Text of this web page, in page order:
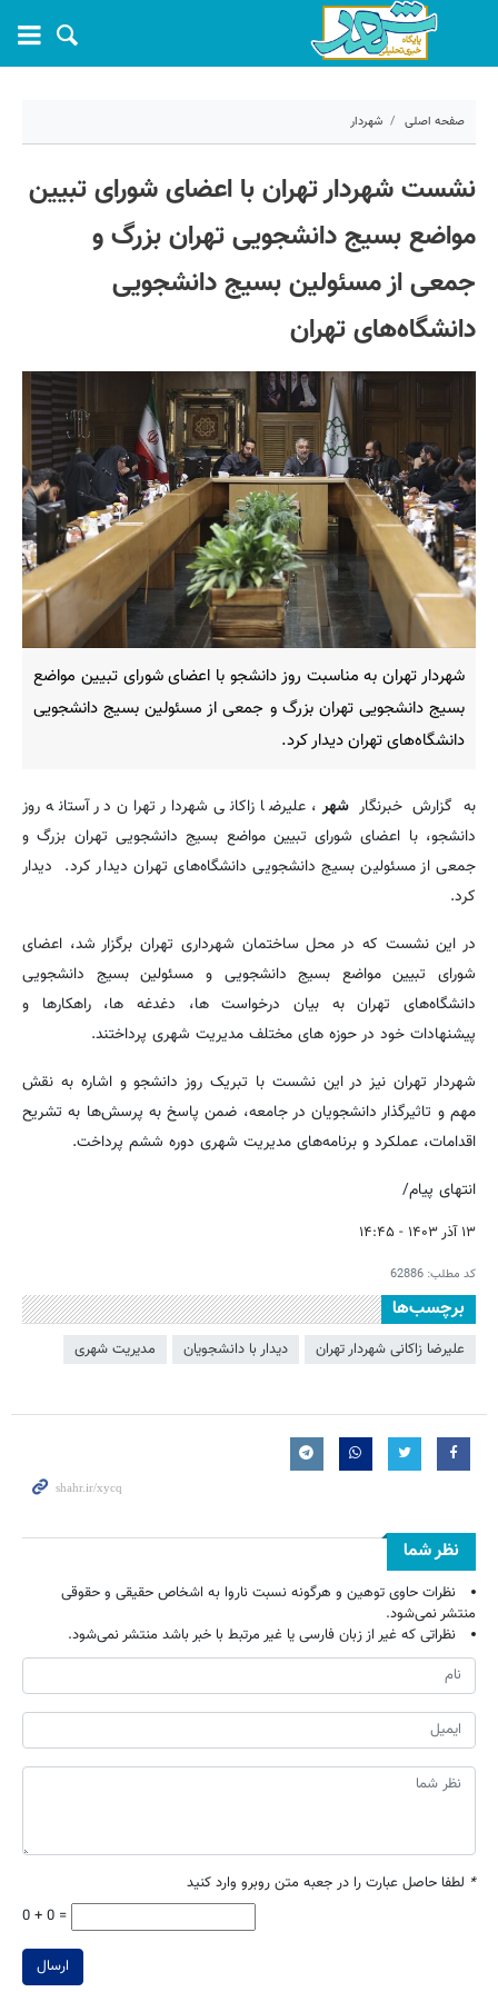
صفحه اصلی شهردار
نشست شهردار تهران با اعضای شورای تبیین
مواضع بسیج دانشجویی تهران بزرگ و
جمعی از مسئولین بسیج دانشجویی
دانشگاه‌های تهران
شهردار تهران به مناسبت روز دانشجو با اعضای شورای تبیین مواضع
بسیج دانشجویی تهران بزرگ و جمعی از مسئولین بسیج دانشجویی
دانشگاه‌های تهران دیدار کرد.
به گزارش خبرنگارشهر، علیرضا زاکانی شهردار تهران در آستانه روز
دانشجو، با اعضای شورای تبیین مواضع بسیج دانشجویی تهران بزرگ و
جمعی از مسئولین بسیج دانشجویی دانشگاه‌های تهران دیدار کرد. دیدار
کرد.
در این نشست که در محل ساختمان شهرداری تهران برگزار شد، اعضای
شورای تبیین مواضع بسیج دانشجویی و مسئولین بسیج دانشجویی
دانشگاه‌های تهران به بیان درخواست ها، دغدغه ها، راهکارها و
پیشنهادات خود در حوزه های مختلف مدیریت شهری پرداختند.
شهردار تهران نیز در این نشست با تبریک روز دانشجو و اشاره به نقش
مهم و تاثیرگذار دانشجویان در جامعه، ضمن پاسخ به پرسش‌ها به تشریح
اقدامات، عملکرد و برنامه‌های مدیریت شهری دوره ششم پرداخت.
انتهای پیام/
۱۳ آذر ۱۴۰۳ - ۱۴:۴۵
کد مطلب: 62886
برچسب‌ها
علیرضا زاکانی شهردار تهران دیدار با دانشجویان مدیریت شهری
نظر شما
نظرات حاوی توهین و هرگونه نسبت ناروا به اشخاص حقیقی و حقوقی
منتشر نمی‌شود.
نظراتی که غیر از زبان فارسی یا غیر مرتبط با خبر باشد منتشر نمی‌شود.
* لطفا حاصل عبارت را در جعبه متن روبرو وارد کنید
0 + 0 =
ارسال